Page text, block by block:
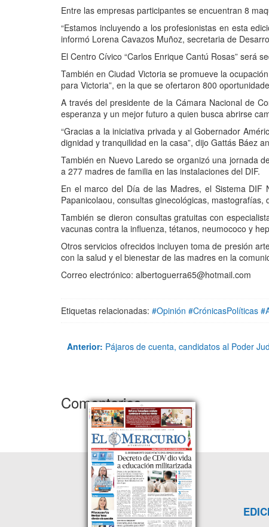
Entre las empresas participantes se encuentran 8
“Estamos incluyendo a los profesionistas en esta
informó Lorena Cavazos Muñoz, secretaria de
El Centro Cívico “Carlos Enrique Cantú Rosas” será
También en Ciudad Victoria se promueve la
para Victoria”, en la que se ofertaron 800
A través del presidente de la Cámara Nacional de
esperanza y un mejor futuro a quien busca abrirse
“Gracias a la iniciativa privada y al Gobernador
dignidad y tranquilidad en la casa”, dijo Gattás Báez
También en Nuevo Laredo se organizó una jornada
a 277 madres de familia en las instalaciones del DIF.
En el marco del Día de las Madres, el Sistema DIF
Papanicolaou, consultas ginecológicas,
También se dieron consultas gratuitas con
vacunas contra la influenza, tétanos, neumococo y
Otros servicios ofrecidos incluyen toma de presión
con la salud y el bienestar de las madres en la
Correo electrónico: albertoguerra65@hotmail.com
Etiquetas relacionadas: #Opinión #CrónicasPolíticas
Anterior: Pájaros de cuenta, candidatos al Poder
Comentarios